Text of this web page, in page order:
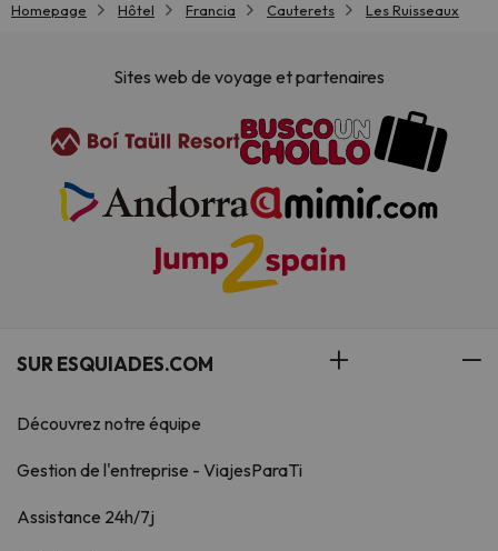
Homepage Hôtel Francia Cauterets Les Ruisseaux
Sites web de voyage et partenaires
SUR ESQUIADES.COM
Découvrez notre équipe
Gestion de l'entreprise - ViajesParaTi
Assistance 24h/7j